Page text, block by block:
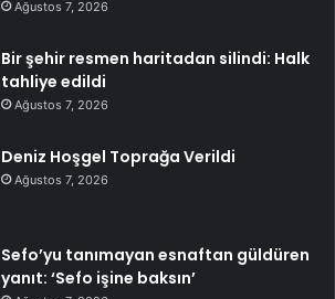
Ağustos 7, 2026
Bir şehir resmen haritadan silindi: Halk
tahliye edildi
Ağustos 7, 2026
Deniz Hoşgel Toprağa Verildi
Ağustos 7, 2026
Sefo’yu tanımayan esnaftan güldüren
yanıt: ‘Sefo işine baksın’